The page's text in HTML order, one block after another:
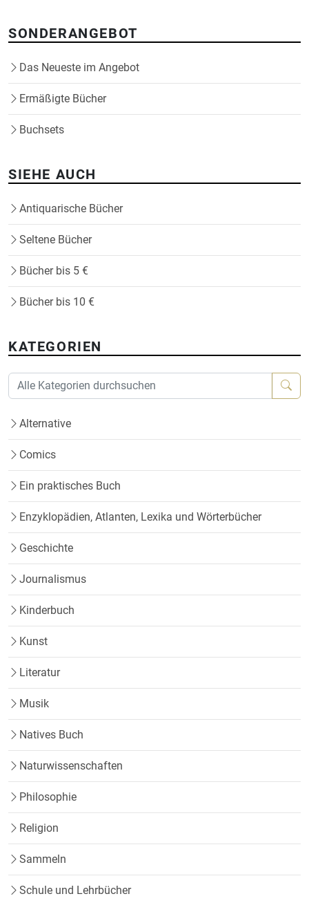
SONDERANGEBOT
Das Neueste im Angebot
Ermäßigte Bücher
Buchsets
SIEHE AUCH
Antiquarische Bücher
Seltene Bücher
Bücher bis 5 €
Bücher bis 10 €
KATEGORIEN
Alternative
Comics
Ein praktisches Buch
Enzyklopädien, Atlanten, Lexika und Wörterbücher
Geschichte
Journalismus
Kinderbuch
Kunst
Literatur
Musik
Natives Buch
Naturwissenschaften
Philosophie
Religion
Sammeln
Schule und Lehrbücher